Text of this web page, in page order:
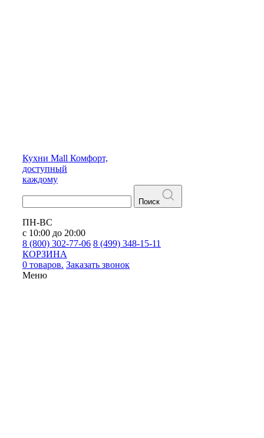
Кухни Mall Комфорт,
доступный
каждому
Поиск
ПН-ВС
с 10:00 до 20:00
8 (800) 302-77-06 8 (499) 348-15-11
КОРЗИНА
0 товаров. Заказать звонок
Меню